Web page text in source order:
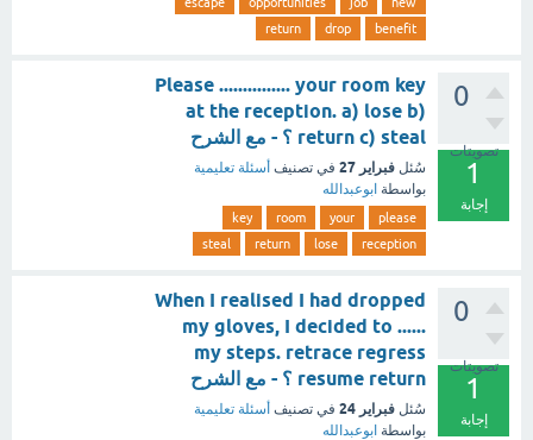
benefit
drop
return
0
تصويتات
1
إجابة
Please ............... your room key
at the reception. a) lose b)
return c) steal ؟ - مع الشرح
سُئل فبراير 27 في تصنيف أسئلة تعليمية
بواسطة ابوعبدالله
please
your
room
key
reception
lose
return
steal
0
تصويتات
1
إجابة
When I realised I had dropped
my gloves, I decided to ......
my steps. retrace regress
resume return ؟ - مع الشرح
سُئل فبراير 24 في تصنيف أسئلة تعليمية
بواسطة ابوعبدالله